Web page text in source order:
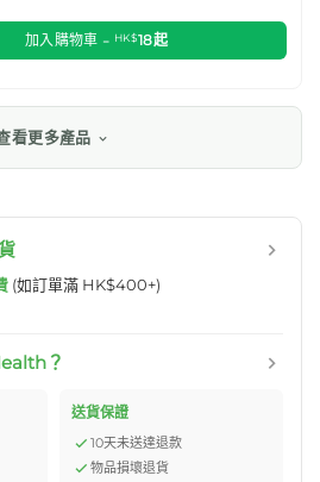
加入購物車 - HK$18起
看更多產品
(如訂單滿 HK$400+)
？
送貨保證
10天未送達退款
物品損壞退貨